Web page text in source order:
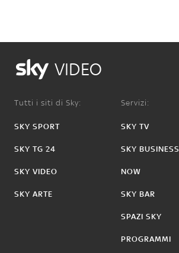
VIDEO
Tutti i siti di Sky:
SKY SPORT
SKY TG 24
SKY VIDEO
SKY ARTE
Servizi:
SKY TV
SKY BUSINESS
NOW
SKY BAR
SPAZI SKY
PROGRAMMI